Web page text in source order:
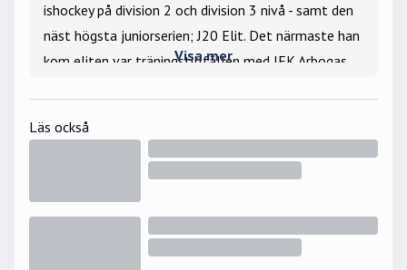
ishockey på division 2 och division 3 nivå - samt den
näst högsta juniorserien; J20 Elit. Det närmaste han
kom eliten var träningstillfällen med IFK Arbogas
närmast från rollen som vd och klubbchef i
hockeyallsvenska Västerås IK.
bevakade sport i form av SHL, fotbollsallsvenskan,
Tre Kronor och sedermera svenska herrlandslaget
Visa mer
Läs också